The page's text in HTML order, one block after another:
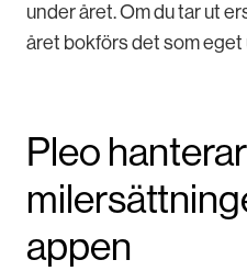
under året. Om du tar ut
året bokförs det som eget
Pleo hanterar
appen